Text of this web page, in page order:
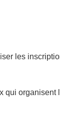
les
qui organisent